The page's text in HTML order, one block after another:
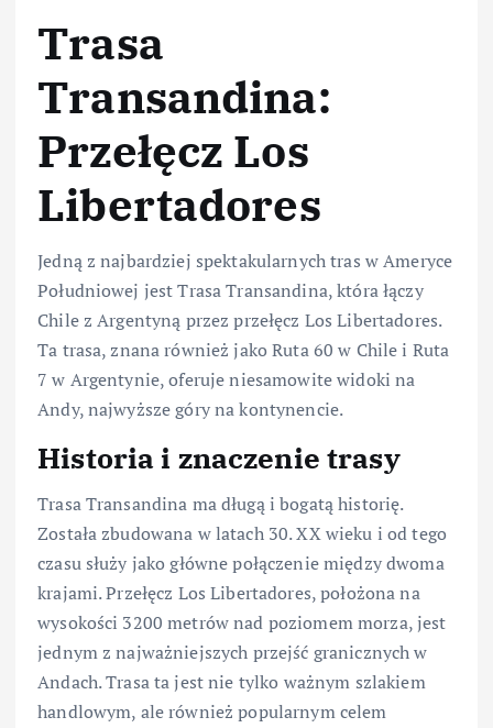
Trasa
Transandina:
Przełęcz Los
Libertadores
Jedną z najbardziej spektakularnych tras w Ameryce
Południowej jest Trasa Transandina, która łączy
Chile z Argentyną przez przełęcz Los Libertadores.
Ta trasa, znana również jako Ruta 60 w Chile i Ruta
7 w Argentynie, oferuje niesamowite widoki na
Andy, najwyższe góry na kontynencie.
Historia i znaczenie trasy
Trasa Transandina ma długą i bogatą historię.
Została zbudowana w latach 30. XX wieku i od tego
czasu służy jako główne połączenie między dwoma
krajami. Przełęcz Los Libertadores, położona na
wysokości 3200 metrów nad poziomem morza, jest
jednym z najważniejszych przejść granicznych w
Andach. Trasa ta jest nie tylko ważnym szlakiem
handlowym, ale również popularnym celem